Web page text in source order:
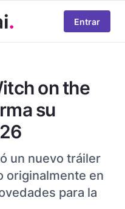
Entrar
on the
su
un nuevo tráiler
originalmente en
para la